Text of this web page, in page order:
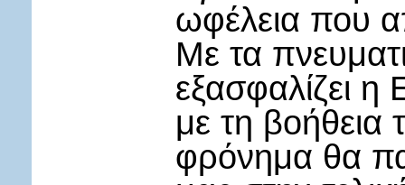
ωφέλεια που
Με τα
εξασφαλίζει
με τη βοήθεια
φρόνημα θα